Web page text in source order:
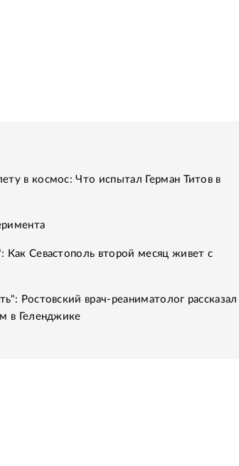
в космос: Что испытал Герман Титов в
Как Севастополь второй месяц живет с
Ростовский врач-реаниматолог рассказал
в Геленджике